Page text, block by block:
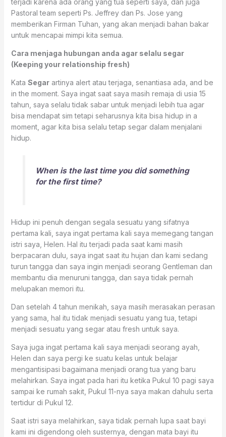
Pastoral team seperti Ps. Jeffrey dan Ps. Jose yang
memberikan Firman Tuhan, yang akan menjadi bahan bakar
untuk mencapai mimpi kita semua.
Cara menjaga hubungan anda agar selalu segar
(Keeping your relationship fresh)
Kata Segarartinya alert atau terjaga, senantiasa ada, and be
in the moment. Saya ingat saat saya masih remaja di usia 15
tahun, saya selalu tidak sabar untuk menjadi lebih tua agar
bisa mendapat sim tetapi seharusnya kita bisa hidup in a
moment, agar kita bisa selalu tetap segar dalam menjalani
hidup.
When is the last time you did something
for the first time?
Hidup ini penuh dengan segala sesuatu yang sifatnya
pertama kali, saya ingat pertama kali saya memegang tangan
istri saya, Helen. Hal itu terjadi pada saat kami masih
berpacaran dulu, saya ingat saat itu hujan dan kami sedang
turun tangga dan saya ingin menjadi seorang Gentleman dan
membantu dia menuruni tangga, dan saya tidak pernah
melupakan memori itu.
Dan setelah 4 tahun menikah, saya masih merasakan perasan
yang sama, hal itu tidak menjadi sesuatu yang tua, tetapi
menjadi sesuatu yang segar atau fresh untuk saya.
Saya juga ingat pertama kali saya menjadi seorang ayah,
Helen dan saya pergi ke suatu kelas untuk belajar
mengantisipasi bagaimana menjadi orang tua yang baru
melahirkan. Saya ingat pada hari itu ketika Pukul 10 pagi saya
sampai ke rumah sakit, Pukul 11-nya saya makan dahulu serta
tertidur di Pukul 12.
Saat istri saya melahirkan, saya tidak pernah lupa saat bayi
kami ini digendong oleh susternya, dengan mata bayi itu